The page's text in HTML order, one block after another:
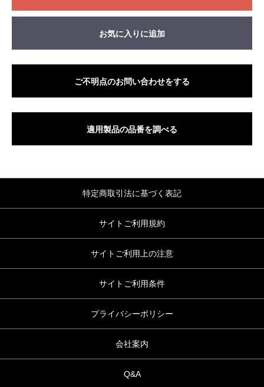
お気に入りに追加
ご不明点のお問い合わせをする
適用製品の品番を調べる
特定商取引法に基づく表記
サイトご利用規約
サイトご利用上の注意
サイトご利用条件
プライバシーポリシー
会社案内
Q&A